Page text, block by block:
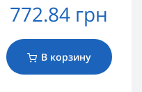
772.84 грн
В корзину